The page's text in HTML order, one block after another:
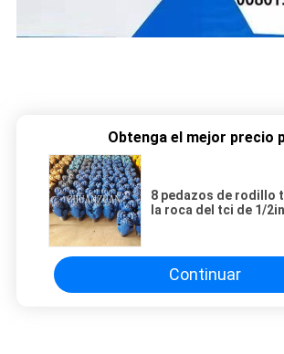
Obtenga el mejor precio
8 pedazos de rodillo
la roca del tci de 1/
Continuar